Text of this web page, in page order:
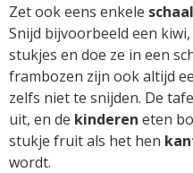
Zet ook eens enkele
Snijd bijvoorbeeld een
stukjes en doe ze in een
frambozen zijn ook altijd
zelfs niet te snijden. De
uit, en de kinderen eten
stukje fruit als het hen
wordt.